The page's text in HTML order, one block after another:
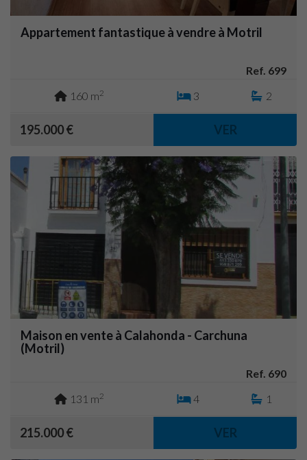
Appartement fantastique à vendre à Motril
Ref. 699
160 m2 3 2
195.000 € VER
Maison en vente à Calahonda - Carchuna
(Motril)
Ref. 690
131 m2 4 1
215.000 € VER